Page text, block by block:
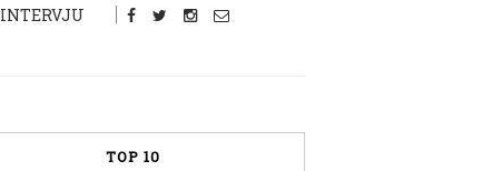
INTERVJU
TOP 10